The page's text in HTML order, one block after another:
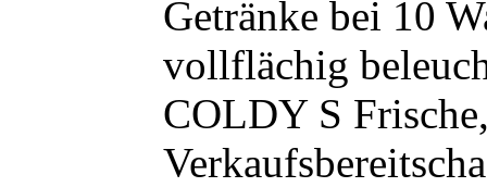
Getränke bei 10
vollflächig
COLDY S